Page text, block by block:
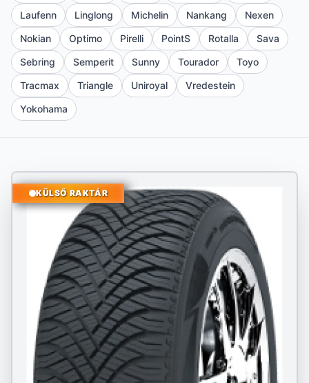
Laufenn
Linglong Michelin Nankang
Nexen
Nokian
Optimo Pirelli PointS Rotalla
Sava
Sebring
Semperit Sunny Tourador
Toyo
Tracmax
Triangle Uniroyal
Vredestein
Yokohama
KÜLSŐ RAKTÁR